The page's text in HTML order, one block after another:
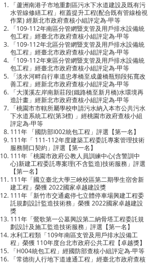
「蘆洲南港子市地重劃區污水下水道建設及既有污
水管線修繕工程」框蓋提升工程(配合既有管線檢視
作業) 經新北市政府查核小組評定為-甲等
「109-112年南區分管網暨支管及用戶排水設備統
包工程」經臺北市政府查核小組評定為-甲等
「109-112年北區分管網暨支管及用戶排水設備統
包工程」經臺北市政府查核小組評定為-甲等
「109-112年東區分管網暨支管及用戶排水設備統
包工程」經臺北市政府查核小組評定為-甲等
「淡水河畔自行車道忠孝橋至成蘆橋瓶頸段拓寬改
善工程」經新北市政府查核小組評定為-甲等
「大漢溪左岸南新莊段(鐵路橋至新月橋)水環境再
造計畫」經新北市政府查核小組評定為-甲等
「桃園市市轄所屬學校申請污水納入本市公共污水
下水道系統工程(第3標) 」經桃園市政府查核小組
評定為-甲等
111年 「國防部I002統包工程」評選【第一名】
111年「 111-112年度建築工程委託專案管理技術
服務開口契約」評選【第一名】
111年「桃園市政府公教人員訓練中心(含警訓中
心)新建工程委託專案理(不含監造)技術服務」評選
【第一名】
111年「國立臺北大學三峽校區第二期學生宿舍新
建工程」榮獲 2022國家卓越建設獎
111年「新竹市交通處停七立體停車場興建工程委
託規劃設計監造技術務」榮獲 2022國家卓越建設
獎
111年「鶯歌第一公墓興設第二納骨塔工程委託規
劃設計及施工監造技術服務」評選【第一名】
水利工程類「109年南區支管及用戶排水設備工
程」榮獲 110年度台北市政府公共工程【卓越獎】
「H004統包工程」經國防部查核小組評定為-甲等
「常德街人行地下道連通工程」經臺北市政府查核